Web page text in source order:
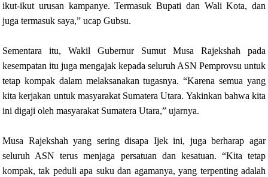
ikut-ikut urusan kampanye. Termasuk Bupati dan Wali Kota, dan
juga termasuk saya,” ucap Gubsu.
Sementara itu, Wakil Gubernur Sumut Musa Rajekshah pada
kesempatan itu juga mengajak kepada seluruh ASN Pemprovsu untuk
tetap kompak dalam melaksanakan tugasnya. “Karena semua yang
kita kerjakan untuk masyarakat Sumatera Utara. Yakinkan bahwa kita
ini digaji oleh masyarakat Sumatera Utara,” ujarnya.
Musa Rajekshah yang sering disapa Ijek ini, juga berharap agar
seluruh ASN terus menjaga persatuan dan kesatuan. “Kita tetap
kompak, tak peduli apa suku dan agamanya, yang terpenting adalah